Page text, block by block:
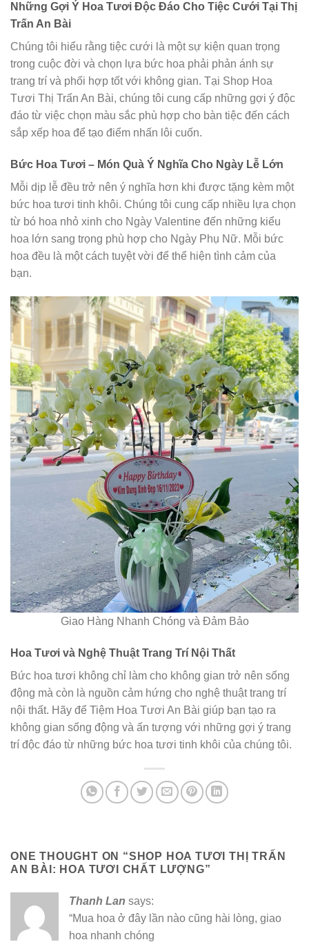
Những Gợi Ý Hoa Tươi Độc Đáo Cho Tiệc Cưới Tại Thị
Trấn An Bài
Chúng tôi hiểu rằng tiệc cưới là một sự kiện quan trọng
trong cuộc đời và chọn lựa bức hoa phải phản ánh sự
trang trí và phối hợp tốt với không gian. Tại Shop Hoa
Tươi Thị Trấn An Bài, chúng tôi cung cấp những gợi ý độc
đáo từ việc chọn màu sắc phù hợp cho bàn tiệc đến cách
sắp xếp hoa để tạo điểm nhấn lôi cuốn.
Bức Hoa Tươi – Món Quà Ý Nghĩa Cho Ngày Lễ Lớn
Mỗi dịp lễ đều trở nên ý nghĩa hơn khi được tặng kèm một
bức hoa tươi tinh khôi. Chúng tôi cung cấp nhiều lựa chọn
từ bó hoa nhỏ xinh cho Ngày Valentine đến những kiểu
hoa lớn sang trọng phù hợp cho Ngày Phụ Nữ. Mỗi bức
hoa đều là một cách tuyệt vời để thể hiện tình cảm của
bạn.
Giao Hàng Nhanh Chóng và Đảm Bảo
Hoa Tươi và Nghệ Thuật Trang Trí Nội Thất
Bức hoa tươi không chỉ làm cho không gian trở nên sống
động mà còn là nguồn cảm hứng cho nghệ thuật trang trí
nội thất. Hãy để Tiệm Hoa Tươi An Bài giúp bạn tạo ra
không gian sống động và ấn tượng với những gợi ý trang
trí độc đáo từ những bức hoa tươi tinh khôi của chúng tôi.
ONE THOUGHT ON “SHOP HOA TƯƠI THỊ TRẤN
AN BÀI: HOA TƯƠI CHẤT LƯỢNG”
Thanh Lan says:
“Mua hoa ở đây lần nào cũng hài lòng, giao
hoa nhanh chóng